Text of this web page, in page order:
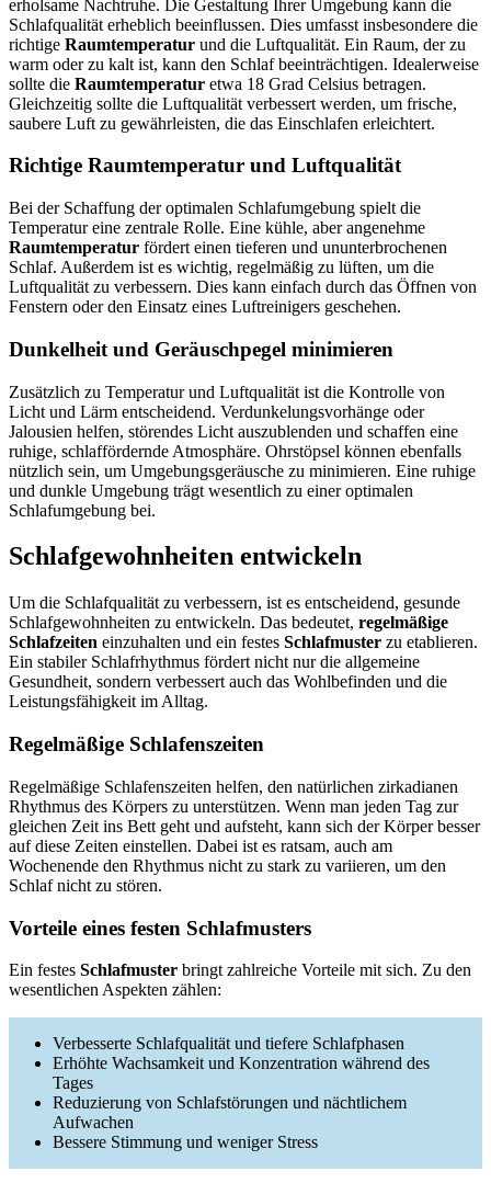
erholsame Nachtruhe. Die Gestaltung Ihrer Umgebung kann die
Schlafqualität erheblich beeinflussen. Dies umfasst insbesondere die
richtige Raumtemperatur und die Luftqualität. Ein Raum, der zu
warm oder zu kalt ist, kann den Schlaf beeinträchtigen. Idealerweise
sollte die Raumtemperatur etwa 18 Grad Celsius betragen.
Gleichzeitig sollte die Luftqualität verbessert werden, um frische,
saubere Luft zu gewährleisten, die das Einschlafen erleichtert.
Richtige Raumtemperatur und Luftqualität
Bei der Schaffung der optimalen Schlafumgebung spielt die
Temperatur eine zentrale Rolle. Eine kühle, aber angenehme
Raumtemperatur fördert einen tieferen und ununterbrochenen
Schlaf. Außerdem ist es wichtig, regelmäßig zu lüften, um die
Luftqualität zu verbessern. Dies kann einfach durch das Öffnen von
Fenstern oder den Einsatz eines Luftreinigers geschehen.
Dunkelheit und Geräuschpegel minimieren
Zusätzlich zu Temperatur und Luftqualität ist die Kontrolle von
Licht und Lärm entscheidend. Verdunkelungsvorhänge oder
Jalousien helfen, störendes Licht auszublenden und schaffen eine
ruhige, schlaffördernde Atmosphäre. Ohrstöpsel können ebenfalls
nützlich sein, um Umgebungsgeräusche zu minimieren. Eine ruhige
und dunkle Umgebung trägt wesentlich zu einer optimalen
Schlafumgebung bei.
Schlafgewohnheiten entwickeln
Um die Schlafqualität zu verbessern, ist es entscheidend, gesunde
Schlafgewohnheiten zu entwickeln. Das bedeutet, regelmäßige
Schlafzeiten einzuhalten und ein festes Schlafmuster zu etablieren.
Ein stabiler Schlafrhythmus fördert nicht nur die allgemeine
Gesundheit, sondern verbessert auch das Wohlbefinden und die
Leistungsfähigkeit im Alltag.
Regelmäßige Schlafenszeiten
Regelmäßige Schlafenszeiten helfen, den natürlichen zirkadianen
Rhythmus des Körpers zu unterstützen. Wenn man jeden Tag zur
gleichen Zeit ins Bett geht und aufsteht, kann sich der Körper besser
auf diese Zeiten einstellen. Dabei ist es ratsam, auch am
Wochenende den Rhythmus nicht zu stark zu variieren, um den
Schlaf nicht zu stören.
Vorteile eines festen Schlafmusters
Ein festes Schlafmuster bringt zahlreiche Vorteile mit sich. Zu den
wesentlichen Aspekten zählen:
Verbesserte Schlafqualität und tiefere Schlafphasen
Erhöhte Wachsamkeit und Konzentration während des
Tages
Reduzierung von Schlafstörungen und nächtlichem
Aufwachen
Bessere Stimmung und weniger Stress